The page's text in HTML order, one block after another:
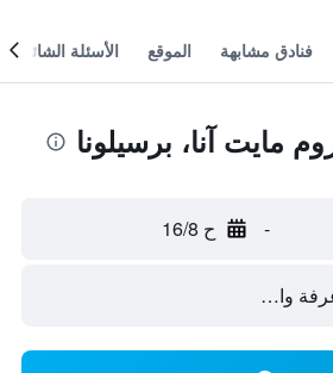
فنادق مشابهة الموقع الأسئلة الشائعة
مايت آنا، برسيلونا
- ح 16/8